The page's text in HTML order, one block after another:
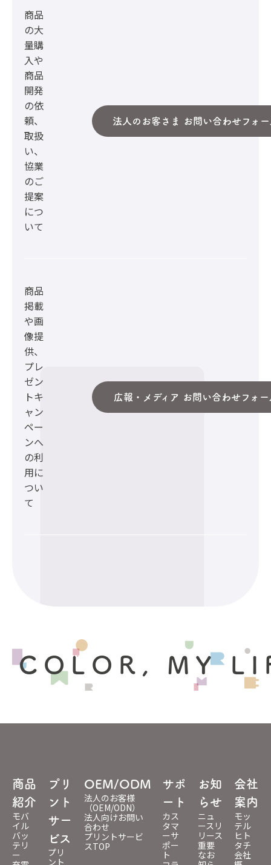
商品
の大
量購
入や
商品
開発
の依
頼、
取扱
い、
協業
のご
提案
につ
いて
法人のお客さま お問い合わせフォー
商品
掲載
や画
像提
供、
プレ
ゼン
トキ
ャン
ペー
ンへ
の利
用に
つい
て
広報・メディア お問い合わせフォー
COLOR, MY
商品
紹介
モバ
イル
バッ
テリ
ー
プリ
ント
サー
ビス
プリ
ント
OEM/ODM
法人のお客様
（OEM/ODN）
法人向けお問い
合わせ
プリントサービ
スTOP
サポ
ート
カス
タマ
ーサ
ポー
ト
お知
らせ
ニュ
ースリ
リース
重要
なお
会社
案内
モッ
テル
ヒト
タチ
会社